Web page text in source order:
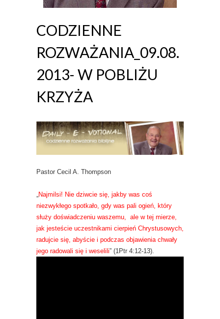
CODZIENNE
ROZWAŻANIA_09.08.
2013- W POBLIŻU
KRZYŻA
Pastor Cecil A. Thompson
„Najmilsi! Nie dziwcie się, jakby was coś
niezwykłego spotkało, gdy was pali ogień, który
służy doświadczeniu waszemu, ale w tej mierze,
jak jesteście uczestnikami cierpień Chrystusowych,
radujcie się, abyście i podczas objawienia chwały
jego radowali się i weselili” (1Ptr 4:12-13).